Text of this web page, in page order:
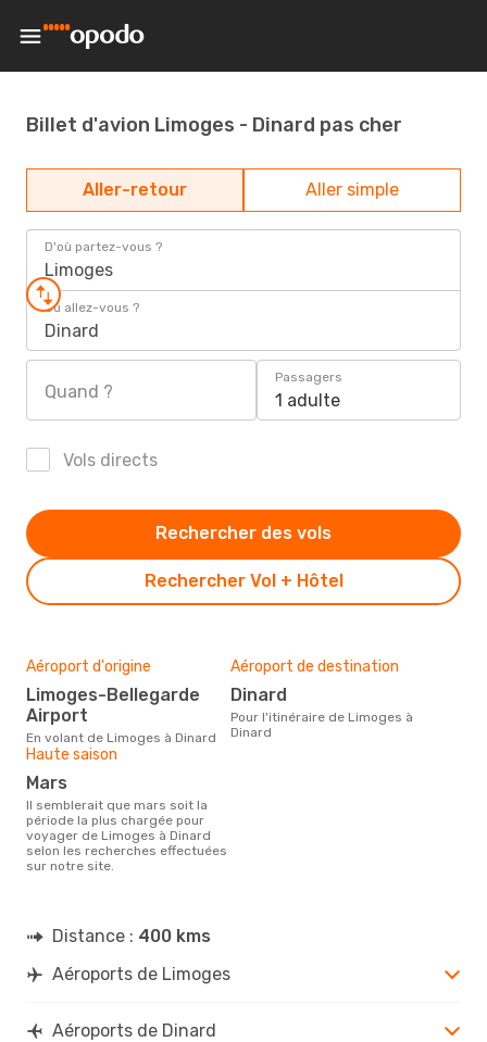
Billet d'avion Limoges - Dinard pas cher
Aller-retour Aller simple
D'où partez-vous ?
Limoges
Où allez-vous ?
Dinard
Quand ?
Passagers
1 adulte
Vols directs
Rechercher Vol + Hôtel
Rechercher des vols
Aéroport d'origine
Limoges-Bellegarde
Airport
En volant de Limoges à Dinard
Aéroport de destination
Dinard
Pour l'itinéraire de Limoges à
Dinard
Haute saison
mars
Il semblerait que mars soit la
période la plus chargée pour
voyager de Limoges à Dinard
selon les recherches effectuées
sur notre site.
Distance : 400 kms
Aéroports de Limoges
Aéroports de Dinard